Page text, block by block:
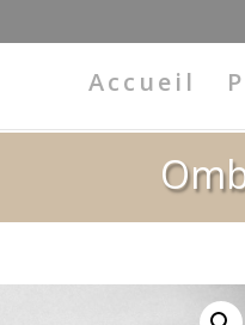
Accueil